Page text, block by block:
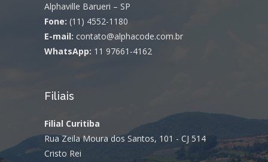
Alphaville Barueri – SP
Fone: (11) 4552-1180
E-mail: contato@alphacode.com.br
WhatsApp: 11 97661-4162
Filiais
Filial Curitiba
Rua Zeila Moura dos Santos, 101 - CJ 514
Cristo Rei